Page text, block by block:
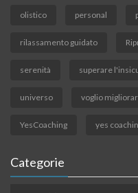
olistico personal
rilassamento guidato
serenità superare
universo voglio
YesCoaching yes
Categorie